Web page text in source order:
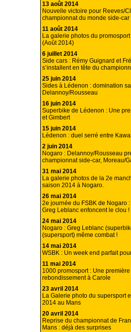
13 août 2014
Nouvelle victoire pour Reeves/
championnat du monde side-car
11 août 2014
La galerie photos du
(Août 2014)
6 juillet 2014
Side cars : Rémy Guignard et
s’installent en tête du
25 juin 2014
Sides à Lédenon : domination
Delannoy/Rousseau
16 juin 2014
Superbike de Lédenon : Une
et Gimbert
15 juin 2014
Lédenon : duel serré entre
2 juin 2014
Nogaro : Delannoy/Rousseau
championnat side-car, Moreau/
31 mai 2014
La galerie photos de la 2e
saison 2014 à Nogaro.
26 mai 2014
2e journée du FSBK de Nogaro
Greg Leblanc enfoncent le clou !
24 mai 2014
Nogaro : Greg Leblanc
(supersport) même combat !
14 mai 2014
WSBK : Un week end parfait
11 mai 2014
1000 promosport : Une
rebondissement à Carole
23 avril 2014
La Galerie photo du supersport
2014 au Mans
20 avril 2014
Reprise du championnat de
Mans : déjà des surprises